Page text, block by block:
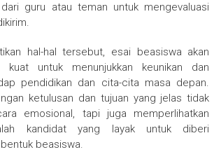
guru atau teman untuk mengevaluasi
hal-hal tersebut, esai beasiswa akan
untuk menunjukkan keunikan dan
pendidikan dan cita-cita masa depan.
ketulusan dan tujuan yang jelas tidak
emosional, tapi juga memperlihatkan
kandidat yang layak untuk diberi
beasiswa.